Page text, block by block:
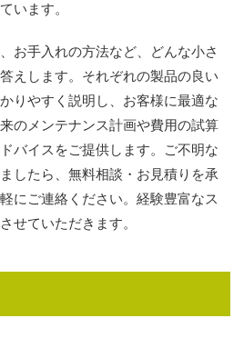
います。
お手入れの方法など、どんな小さ
えします。それぞれの製品の良い
りやすく説明し、お客様に最適な
のメンテナンス計画や費用の試算
バイスをご提供します。ご不明な
したら、無料相談・お見積りを承
にご連絡ください。経験豊富なス
せていただきます。